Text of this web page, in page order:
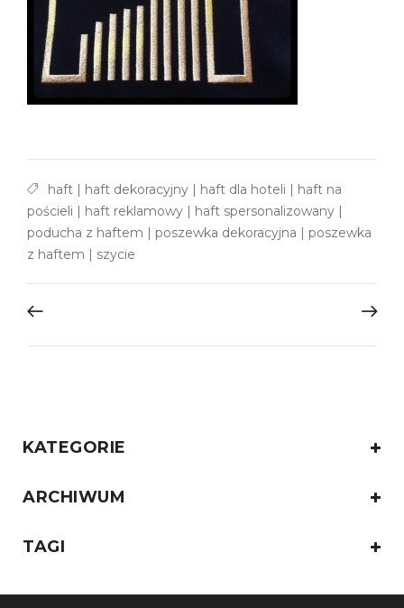
haft | haft dekoracyjny | haft dla hoteli | haft na
pościeli | haft reklamowy | haft spersonalizowany |
poducha z haftem | poszewka dekoracyjna | poszewka
z haftem | szycie
KATEGORIE
ARCHIWUM
TAGI